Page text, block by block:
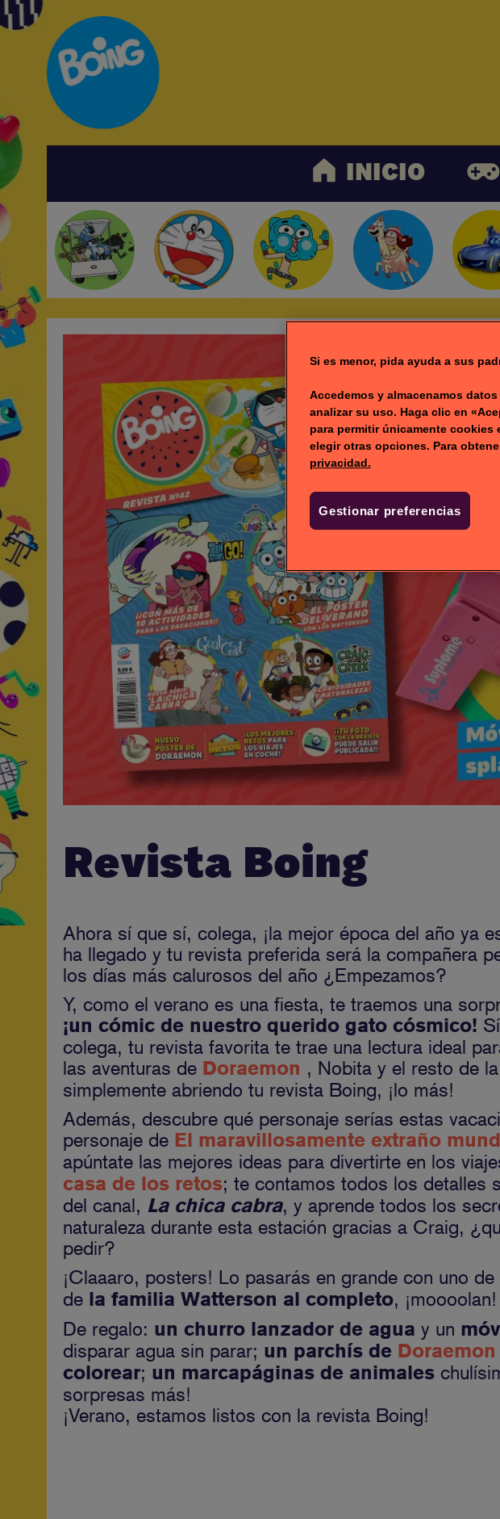
INICIO
Revista Boing
Ahora sí que sí, colega, ¡la mejor época del año ya
ha llegado y tu revista preferida será la compañera
los días más calurosos del año ¿Empezamos?
Y, como el verano es una fiesta, te traemos una
¡un cómic de nuestro querido gato cósmico!
colega, tu revista favorita te trae una lectura ideal
las aventuras de Doraemon , Nobita y el resto de
simplemente abriendo tu revista Boing, ¡lo más!
Además, descubre qué personaje serías estas
personaje de El maravillosamente extraño
apúntate las mejores ideas para divertirte en los
casa de los retos; te contamos todos los detalles
del canal, La chica cabra, y aprende todos los
naturaleza durante esta estación gracias a Craig,
pedir?
¡Claaaro, posters! Lo pasarás en grande con uno de
de la familia Watterson al completo, ¡moooolan!
De regalo: un churro lanzador de agua y un
disparar agua sin parar; un parchís de Doraemon
colorear; un marcapáginas de animales
sorpresas más!
¡Verano, estamos listos con la revista Boing!
Si es menor, pida ayuda a sus
Accedemos y almacenamos
analizar su uso. Haga clic en
para permitir únicamente cookies
elegir otras opciones. Para
privacidad.
Gestionar preferencias